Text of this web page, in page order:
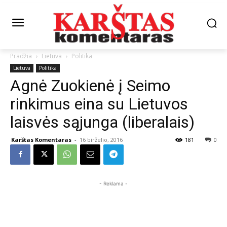
Pradžia Lietuva Politika
Lietuva Politika
Agnė Zuokienė į Seimo
rinkimus eina su Lietuvos
laisvės sąjunga (liberalais)
Karštas Komentaras - 16 birželio, 2016 0
181
- Reklama -